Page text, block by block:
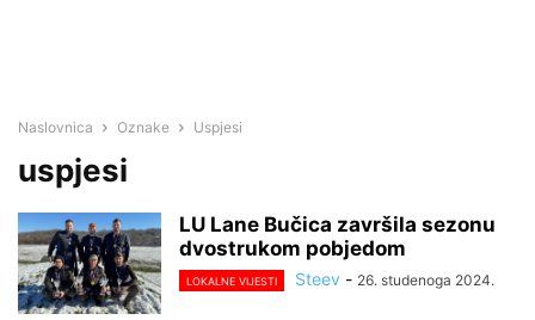
Naslovnica Oznake Uspjesi
uspjesi
LU Lane Bučica završila sezonu
dvostrukom pobjedom
LOKALNE VIJESTI Steev - 26. studenoga 2024.